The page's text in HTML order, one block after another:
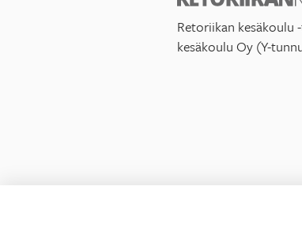
Retoriikan kesäkoulu
kesäkoulu Oy (Y-